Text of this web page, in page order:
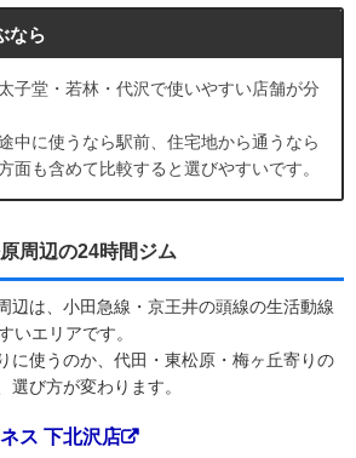
なら
子堂・若林・代沢で使いやすい店舗が分
中に使うなら駅前、住宅地から通うなら
面も含めて比較すると選びやすいです。
周辺の24時間ジム
辺は、小田急線・京王井の頭線の生活動線
いエリアです。
に使うのか、代田・東松原・梅ヶ丘寄りの
選び方が変わります。
ス 下北沢店